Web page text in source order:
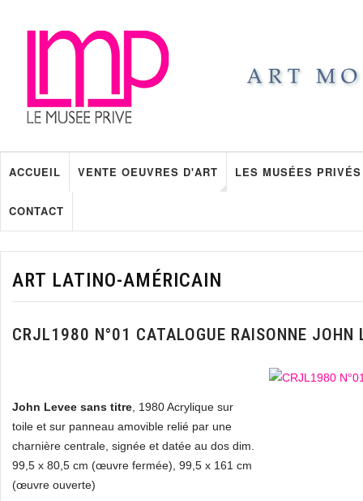
ACCUEIL VENTE OEUVRES D'ART LES MUSÉES PRIVÉS
CONTACT
ART LATINO-AMÉRICAIN
CRJL1980 N°01 CATALOGUE RAISONNE JOHN
John Levee sans titre , 1980 Acrylique sur
toile et sur panneau amovible relié par une
charnière centrale, signée et datée au dos dim.
99,5 x 80,5 cm (œuvre fermée), 99,5 x 161 cm
(œuvre ouverte)